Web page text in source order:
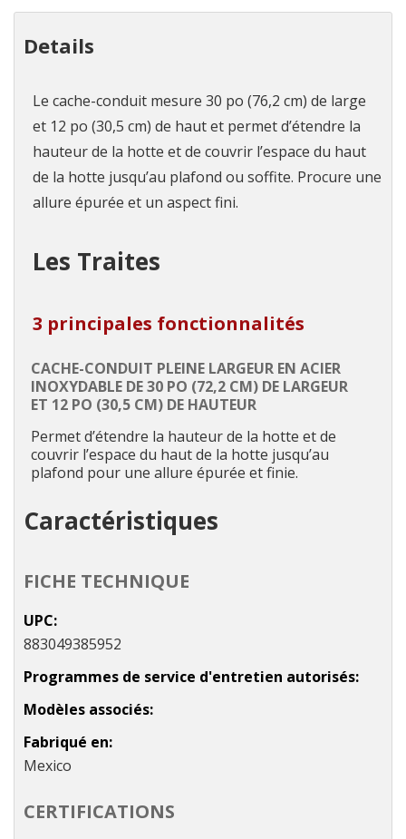
Details
Le cache-conduit mesure 30 po (76,2 cm) de large
et 12 po (30,5 cm) de haut et permet d’étendre la
hauteur de la hotte et de couvrir l’espace du haut
de la hotte jusqu’au plafond ou soffite. Procure une
allure épurée et un aspect fini.
Les Traites
3 principales fonctionnalités
CACHE-CONDUIT PLEINE LARGEUR EN ACIER
INOXYDABLE DE 30 PO (72,2 CM) DE LARGEUR
ET 12 PO (30,5 CM) DE HAUTEUR
Permet d’étendre la hauteur de la hotte et de
couvrir l’espace du haut de la hotte jusqu’au
plafond pour une allure épurée et finie.
Caractéristiques
FICHE TECHNIQUE
UPC
883049385952
Programmes de service d'entretien autorisés
Modèles associés
Fabriqué en
Mexico
CERTIFICATIONS